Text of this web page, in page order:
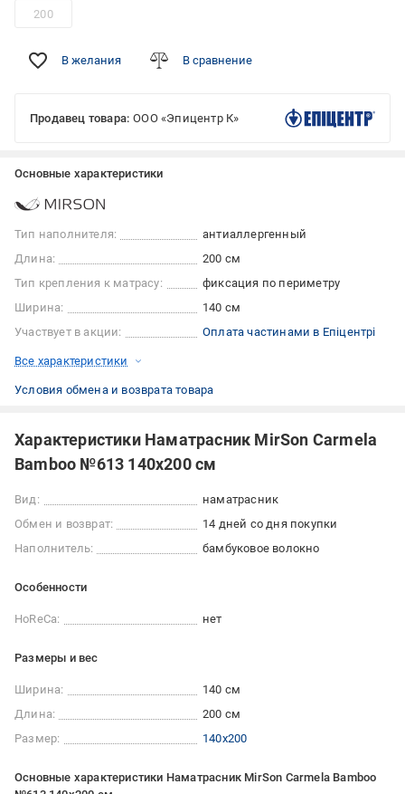
200
В желания В сравнение
Продавец товара: ООО «Эпицентр К»
Основные характеристики
Тип наполнителя:
антиаллергенный
Длина:
200 см
Тип крепления к матрасу:
фиксация по периметру
Ширина:
140 см
Участвует в акции:
Оплата частинами в Епіцентрі
Все характеристики
Условия обмена и возврата товара
Характеристики Наматрасник MirSon Carmela
Bamboo №613 140x200 см
Вид:
наматрасник
Обмен и возврат:
14 дней со дня покупки
Наполнитель:
бамбуковое волокно
Особенности
HoReCa: нет
Размеры и вес
Ширина:
140 см
Длина:
200 см
Размер:
140x200
Основные характеристики Наматрасник MirSon Carmela Bamboo